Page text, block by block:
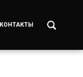
КОНТАКТЫ